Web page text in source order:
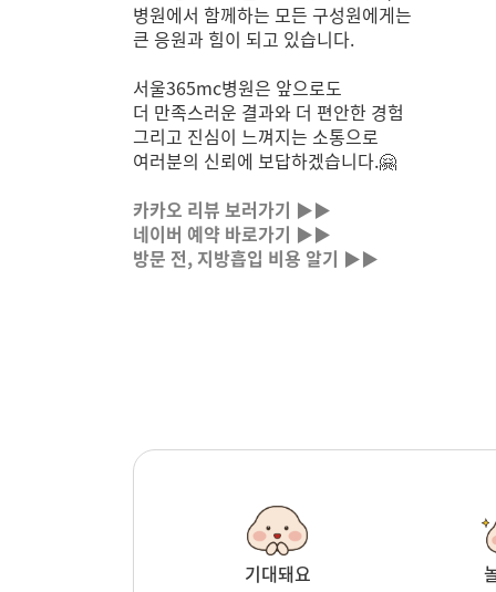
병원에서 함께하는 모든 구성원에게는
큰 응원과 힘이 되고 있습니다.
서울365mc병원은 앞으로도
더 만족스러운 결과와 더 편안한 경험
그리고 진심이 느껴지는 소통으로
여러분의 신뢰에 보답하겠습니다.🤗
카카오 리뷰 보러가기 ▶▶
네이버 예약 바로가기 ▶▶
방문 전, 지방흡입 비용 알기 ▶▶
기대돼요